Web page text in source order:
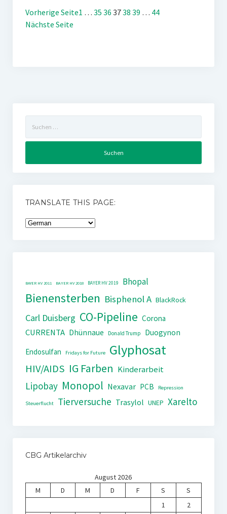
Vorherige Seite1 … 35 36 3738 39 … 44
Nächste Seite
nach:
TRANSLATE THIS PAGE:
BAYER HV 2011 BAYER HV 2018 BAYER HV 2019 Bhopal
Bienensterben Bisphenol A BlackRock
Carl Duisberg CO-Pipeline Corona
CURRENTA Dhünnaue Donald Trump
Duogynon
Endosulfan
Fridays for Future Glyphosat
HIV/AIDS IG Farben Kinderarbeit
Lipobay Monopol Nexavar PCB Repression
Steuerflucht Tierversuche Trasylol UNEP Xarelto
CBG Artikelarchiv
August 2026
M
D M D F S
S
1
2